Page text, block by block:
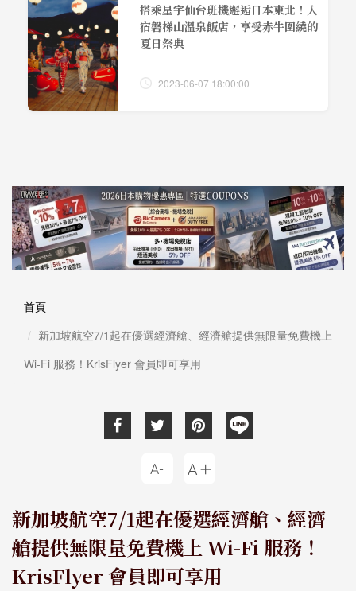
搭乘星宇仙台班機邂逅日本東北！入
宿磐梯山溫泉飯店，享受赤牛圍繞的
夏日祭典
2023-06-07 18:00:00
首頁
新加坡航空7/1起在優選經濟艙、經濟艙提供無限量免費機上
Wi-Fi 服務！KrisFlyer 會員即可享用
新加坡航空7/1起在優選經濟艙、經濟
艙提供無限量免費機上 Wi-Fi 服務！
KrisFlyer 會員即可享用